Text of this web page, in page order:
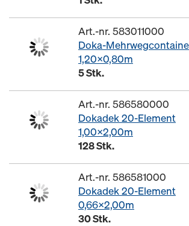
Art.-nr. 583011000
Doka-
1,20x0,80m
5 Stk.
Art.-nr. 586580000
Dokadek 20-Element
1,00x2,00m
128 Stk.
Art.-nr. 586581000
Dokadek 20-Element
0,66x2,00m
30 Stk.